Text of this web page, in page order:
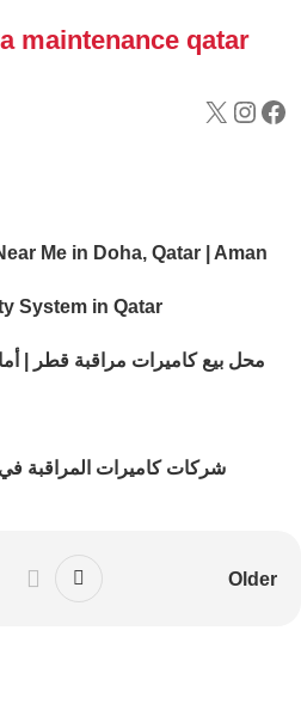
maintenance qatar
Me in Doha, Qatar | Aman
System in Qatar
محل بيع كاميرات مراقبة قطر |
شركات كاميرات المراقبة
Older